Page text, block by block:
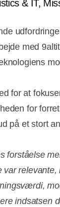
& IT,
med
for at
for
på et stort
forståelse
relevante,
indsatsen